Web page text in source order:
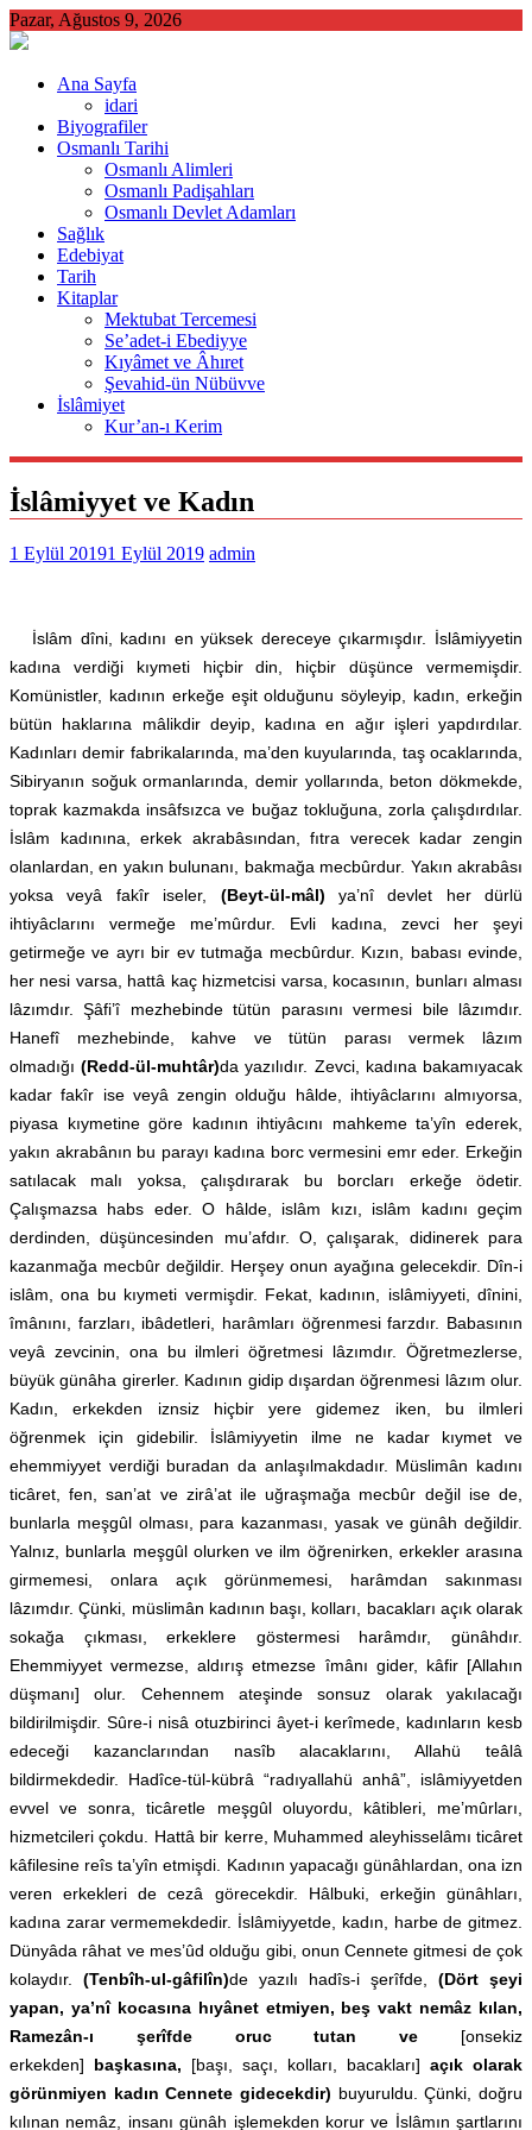
Skip
to
Pazar, Ağustos 9, 2026
Ana Sayfa
idari
Biyografiler
Osmanlı Tarihi
Osmanlı Alimleri
Osmanlı Padişahları
Osmanlı Devlet Adamları
Sağlık
Edebiyat
Tarih
Kitaplar
Mektubat Tercemesi
Se’adet-i Ebediyye
Kıyâmet ve Âhıret
Şevahid-ün Nübüvve
İslâmiyet
Kur’an-ı Kerim
İslâmiyyet ve Kadın
1 Eylül 20191 Eylül 2019 admin
İslâm dîni, kadını en yüksek dereceye çıkarmışdır. İslâmiyyetin
kadına verdiği kıymeti hiçbir din, hiçbir düşünce vermemişdir.
Komünistler, kadının erkeğe eşit olduğunu söyleyip, kadın, erkeğin
bütün haklarına mâlikdir deyip, kadına en ağır işleri yapdırdılar.
Kadınları demir fabrikalarında, ma’den kuyularında, taş ocaklarında,
Sibiryanın soğuk ormanlarında, demir yollarında, beton dökmekde,
toprak kazmakda insâfsızca ve buğaz tokluğuna, zorla çalışdırdılar.
İslâm kadınına, erkek akrabâsından, fıtra verecek kadar zengin
olanlardan, en yakın bulunanı, bakmağa mecbûrdur. Yakın akrabâsı
yoksa veyâ fakîr iseler, (Beyt-ül-mâl) ya’nî devlet her dürlü
ihtiyâclarını vermeğe me’mûrdur. Evli kadına, zevci her şeyi
getirmeğe ve ayrı bir ev tutmağa mecbûrdur. Kızın, babası evinde,
her nesi varsa, hattâ kaç hizmetcisi varsa, kocasının, bunları alması
lâzımdır. Şâfi’î mezhebinde tütün parasını vermesi bile lâzımdır.
Hanefî mezhebinde, kahve ve tütün parası vermek lâzım
olmadığı(Redd-ül-muhtâr)da yazılıdır. Zevci, kadına bakamıyacak
kadar fakîr ise veyâ zengin olduğu hâlde, ihtiyâclarını almıyorsa,
piyasa kıymetine göre kadının ihtiyâcını mahkeme ta’yîn ederek,
yakın akrabânın bu parayı kadına borc vermesini emr eder. Erkeğin
satılacak malı yoksa, çalışdırarak bu borcları erkeğe ödetir.
Çalışmazsa habs eder. O hâlde, islâm kızı, islâm kadını geçim
derdinden, düşüncesinden mu’afdır. O, çalışarak, didinerek para
kazanmağa mecbûr değildir. Herşey onun ayağına gelecekdir. Dîn-i
islâm, ona bu kıymeti vermişdir. Fekat, kadının, islâmiyyeti, dînini,
îmânını, farzları, ibâdetleri, harâmları öğrenmesi farzdır. Babasının
veyâ zevcinin, ona bu ilmleri öğretmesi lâzımdır. Öğretmezlerse,
büyük günâha girerler. Kadının gidip dışardan öğrenmesi lâzım olur.
Kadın, erkekden iznsiz hiçbir yere gidemez iken, bu ilmleri
öğrenmek için gidebilir. İslâmiyyetin ilme ne kadar kıymet ve
ehemmiyyet verdiği buradan da anlaşılmakdadır. Müslimân kadını
ticâret, fen, san’at ve zirâ’at ile uğraşmağa mecbûr değil ise de,
bunlarla meşgûl olması, para kazanması, yasak ve günâh değildir.
Yalnız, bunlarla meşgûl olurken ve ilm öğrenirken, erkekler arasına
girmemesi, onlara açık görünmemesi, harâmdan sakınması
lâzımdır. Çünki, müslimân kadının başı, kolları, bacakları açık olarak
sokağa çıkması, erkeklere göstermesi harâmdır, günâhdır.
Ehemmiyyet vermezse, aldırış etmezse îmânı gider, kâfir [Allahın
düşmanı] olur. Cehennem ateşinde sonsuz olarak yakılacağı
bildirilmişdir. Sûre-i nisâ otuzbirinci âyet-i kerîmede, kadınların kesb
edeceği kazanclarından nasîb alacaklarını, Allahü teâlâ
bildirmekdedir. Hadîce-tül-kübrâ “radıyallahü anhâ”, islâmiyyetden
evvel ve sonra, ticâretle meşgûl oluyordu, kâtibleri, me’mûrları,
hizmetcileri çokdu. Hattâ bir kerre, Muhammed aleyhisselâmı ticâret
kâfilesine reîs ta’yîn etmişdi. Kadının yapacağı günâhlardan, ona izn
veren erkekleri de cezâ görecekdir. Hâlbuki, erkeğin günâhları,
kadına zarar vermemekdedir. İslâmiyyetde, kadın, harbe de gitmez.
Dünyâda râhat ve mes’ûd olduğu gibi, onun Cennete gitmesi de çok
kolaydır. (Tenbîh-ul-gâfilîn)de yazılı hadîs-i şerîfde, (Dört şeyi
yapan, ya’nî kocasına hıyânet etmiyen, beş vakt nemâz kılan,
Ramezân-ı şerîfde oruc tutan ve [onsekiz
erkekden] başkasına, [başı, saçı, kolları, bacakları] açık olarak
görünmiyen kadın Cennete gidecekdir) buyuruldu. Çünki, doğru
kılınan nemâz, insanı günâh işlemekden korur ve İslâmın şartlarını